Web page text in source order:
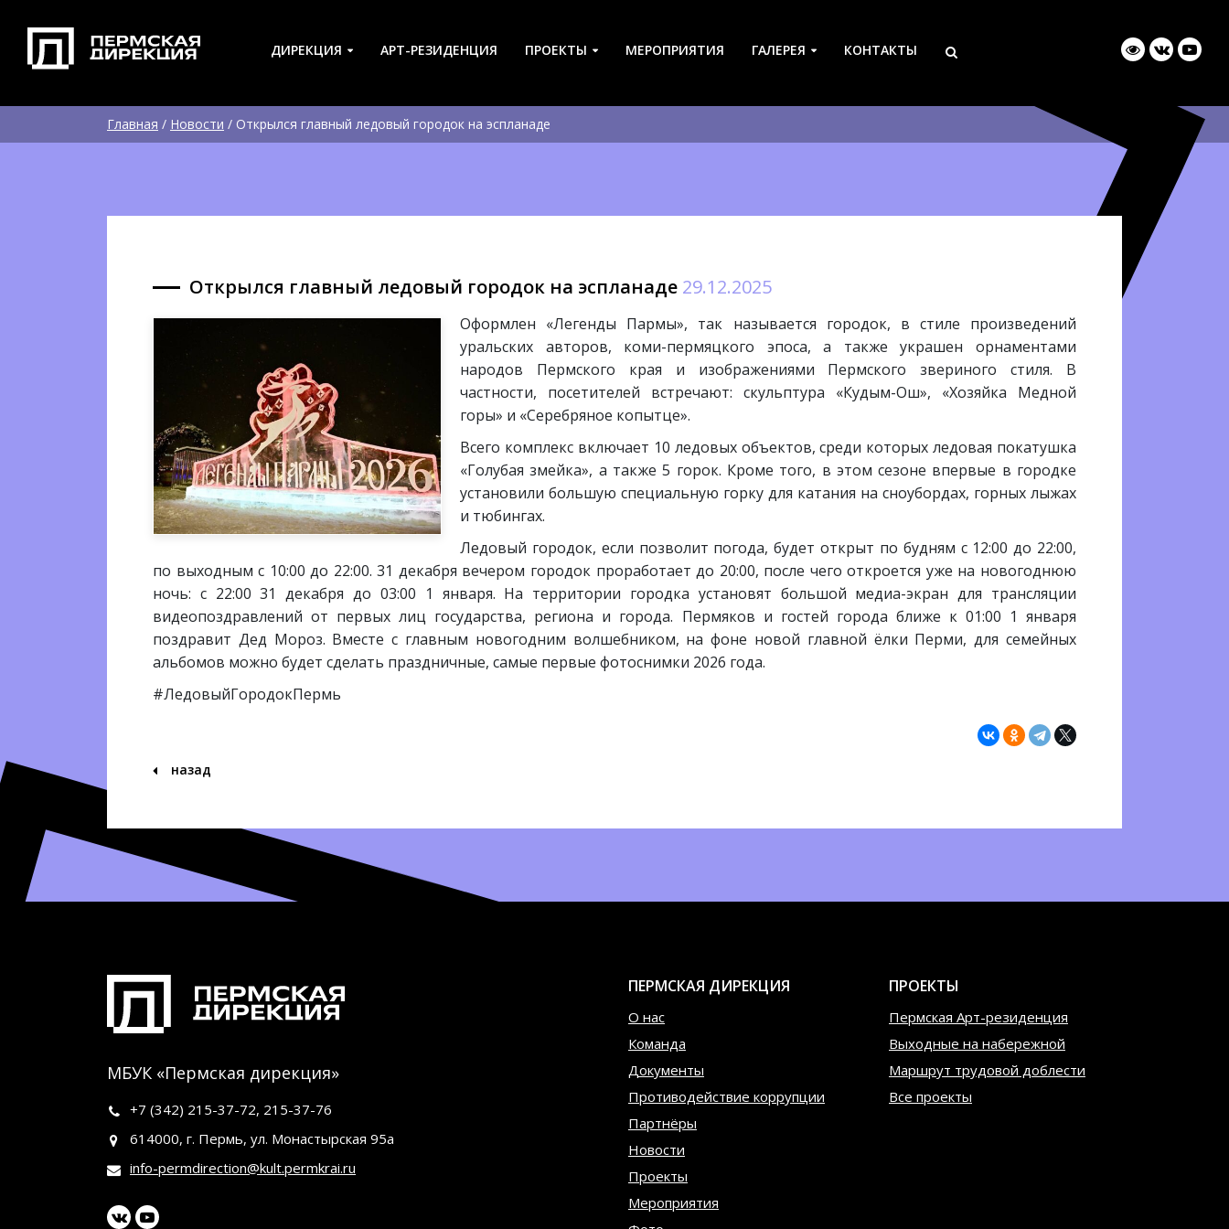
ДИРЕКЦИЯ АРТ-РЕЗИДЕНЦИЯ ПРОЕКТЫ МЕРОПРИЯТИЯ ГАЛЕРЕЯ КОНТАКТЫ
Главная / Новости / Открылся главный ледовый городок на эспланаде
Открылся главный ледовый городок на эспланаде 29.12.2025
Оформлен «Легенды Пармы», так называется городок, в стиле произведений
уральских авторов, коми-пермяцкого эпоса, а также украшен орнаментами
народов Пермского края и изображениями Пермского звериного стиля. В
частности, посетителей встречают: скульптура «Кудым-Ош», «Хозяйка Медной
горы» и «Серебряное копытце».
Всего комплекс включает 10 ледовых объектов, среди которых ледовая покатушка
«Голубая змейка», а также 5 горок. Кроме того, в этом сезоне впервые в городке
установили большую специальную горку для катания на сноубордах, горных лыжах
и тюбингах.
Ледовый городок, если позволит погода, будет открыт по будням с 12:00 до 22:00,
по выходным с 10:00 до 22:00. 31 декабря вечером городок проработает до 20:00, после чего откроется уже на новогоднюю
ночь: с 22:00 31 декабря до 03:00 1 января. На территории городка установят большой медиа-экран для трансляции
видеопоздравлений от первых лиц государства, региона и города. Пермяков и гостей города ближе к 01:00 1 января
поздравит Дед Мороз. Вместе с главным новогодним волшебником, на фоне новой главной ёлки Перми, для семейных
альбомов можно будет сделать праздничные, самые первые фотоснимки 2026 года.
#ЛедовыйГородокПермь
назад
МБУК «Пермская дирекция»
+7 (342) 215-37-72, 215-37-76
614000, г. Пермь, ул. Монастырская 95а
info-permdirection@kult.permkrai.ru
ПЕРМСКАЯ ДИРЕКЦИЯ
О нас
Команда
Документы
Противодействие коррупции
Партнёры
Новости
Проекты
Мероприятия
ПРОЕКТЫ
Пермская Арт-резиденция
Выходные на набережной
Маршрут трудовой доблести
Все проекты